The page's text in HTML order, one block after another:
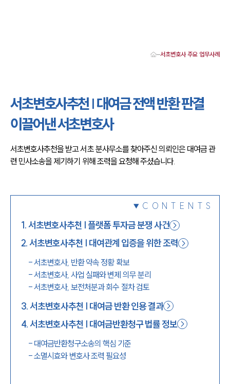
서초이혼전문변호사
서초학교폭력변호사
서초부동산변호사
서초음주운전·교통사고변호사
서초변호사 업무분야
서초변호사 주요 업무사례
서초 분사무소 오시는 길
1800-7905
서초변호사 주요 업무사례
서초변호사추천 | 대여금 전액 반환 판결
이끌어낸 서초변호사
서초변호사추천을 받고 서초 분사무소를 찾아주신 의뢰인은 대여금 관
련 민사소송을 제기하기 위해 조력을 요청해 주셨습니다.
CONTENTS
1.서초변호사추천 | 플랫폼 투자금 분쟁 사건
2.서초변호사추천 | 대여관계 입증을 위한 조력
-서초변호사, 반환 약속 정황 확보
-서초변호사, 사업 실패와 변제 의무 분리
-서초변호사, 보전처분과 회수 절차 검토
3.서초변호사추천 | 대여금 반환 인용 결과
4.서초변호사추천 | 대여금반환청구 법률 정보
- 대여금반환청구소송의 핵심 기준
-소멸시효와 변호사 조력 필요성